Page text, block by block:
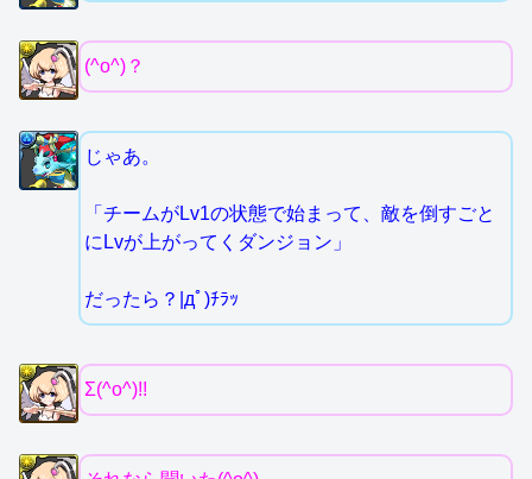
(^o^)？
じゃあ。
「チームがLv1の状態で始まって、敵を倒すごと
にLvが上がってくダンジョン」
だったら？|дﾟ)ﾁﾗｯ
Σ(^o^)!!